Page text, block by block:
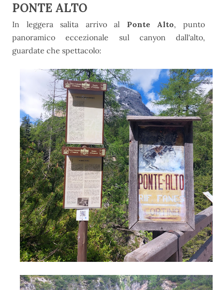
PONTE ALTO
In leggera salita arrivo al Ponte Alto, punto
panoramico eccezionale sul canyon dall'alto,
guardate che spettacolo: